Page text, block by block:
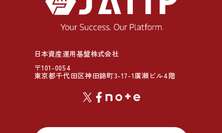
日本資産運用基盤株式会社
〒101-0054
東京都千代田区神田錦町3-17-1廣瀬ビル4階